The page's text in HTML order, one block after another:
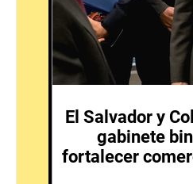
El Salvador y
gabinete
fortalecer